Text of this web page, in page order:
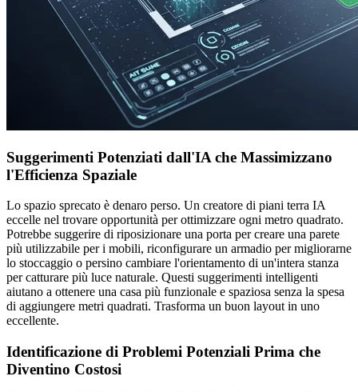
Suggerimenti Potenziati dall'IA che Massimizzano
l'Efficienza Spaziale
Lo spazio sprecato è denaro perso. Un creatore di piani terra IA
eccelle nel trovare opportunità per ottimizzare ogni metro quadrato.
Potrebbe suggerire di riposizionare una porta per creare una parete
più utilizzabile per i mobili, riconfigurare un armadio per migliorarne
lo stoccaggio o persino cambiare l'orientamento di un'intera stanza
per catturare più luce naturale. Questi suggerimenti intelligenti
aiutano a ottenere una casa più funzionale e spaziosa senza la spesa
di aggiungere metri quadrati. Trasforma un buon layout in uno
eccellente.
Identificazione di Problemi Potenziali Prima che
Diventino Costosi